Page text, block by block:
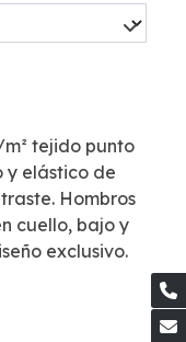
tejido punto
y elástico de
Hombros
cuello, bajo y
exclusivo.